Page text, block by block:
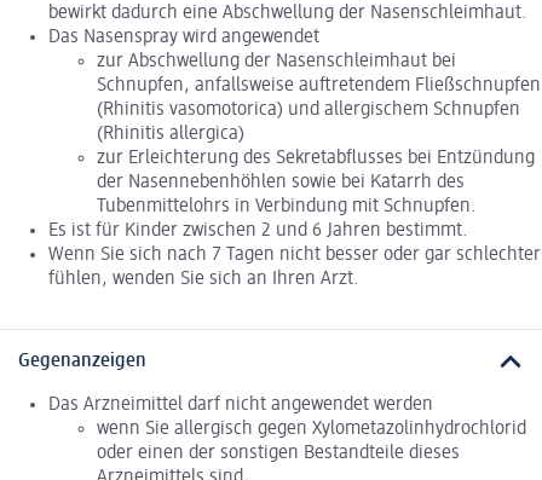
bewirkt dadurch eine Abschwellung der Nasenschleimhaut.
Das Nasenspray wird angewendet
zur Abschwellung der Nasenschleimhaut bei
Schnupfen, anfallsweise auftretendem Fließschnupfen
(Rhinitis vasomotorica) und allergischem Schnupfen
(Rhinitis allergica)
zur Erleichterung des Sekretabflusses bei Entzündung
der Nasennebenhöhlen sowie bei Katarrh des
Tubenmittelohrs in Verbindung mit Schnupfen.
Es ist für Kinder zwischen 2 und 6 Jahren bestimmt.
Wenn Sie sich nach 7 Tagen nicht besser oder gar schlechter
fühlen, wenden Sie sich an Ihren Arzt.
Gegenanzeigen
Das Arzneimittel darf nicht angewendet werden
wenn Sie allergisch gegen Xylometazolinhydrochlorid
oder einen der sonstigen Bestandteile dieses